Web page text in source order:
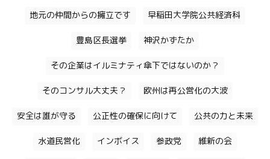
地元の仲間からの擁立です 早稲田大学院公共経済科
豊島区長選挙 神沢かずたか
その企業はイルミナティ傘下ではないのか？
そのコンサル大丈夫？ 欧州は再公営化の大波
安全は誰が守る 公正性の確保に向けて 公共の力と未来
水道民営化 インボイス 参政党 維新の会